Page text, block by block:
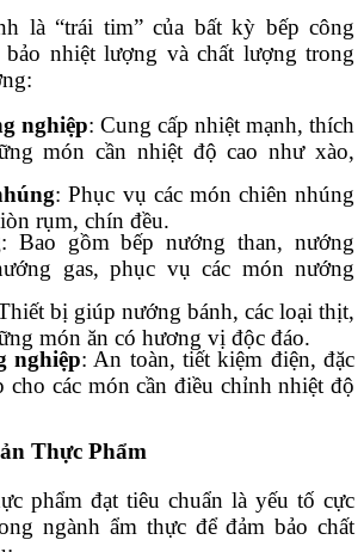
là “trái tim” của bất kỳ bếp công
bảo nhiệt lượng và chất lượng trong
nghiệp: Cung cấp nhiệt mạnh, thích
món cần nhiệt độ cao như xào,
: Phục vụ các món chiên nhúng
rụm, chín đều.
: Bao gồm bếp nướng than, nướng
gas, phục vụ các món nướng
bị giúp nướng bánh, các loại thịt,
món ăn có hương vị độc đáo.
nghiệp: An toàn, tiết kiệm điện, đặc
cho các món cần điều chỉnh nhiệt độ
Thực Phẩm
phẩm đạt tiêu chuẩn là yếu tố cực
ngành ẩm thực để đảm bảo chất